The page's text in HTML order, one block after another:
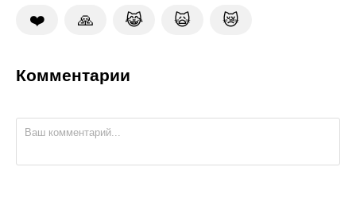
❤️ 🙏 😹 🙀 😿
Комментарии